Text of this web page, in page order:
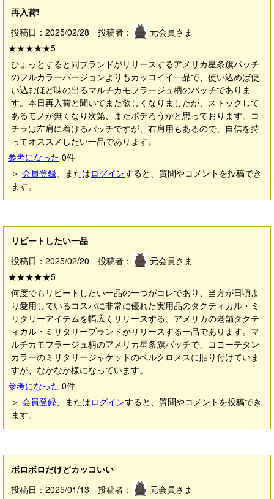
再入荷!
投稿日：2025/02/28 投稿者：
元会員さま
★★★★★5
ひょっとすると同ブランドがリリースするアメリカ星条旗パッチ
のフルカラーバージョンよりもカッコイイ一品で、使い込めば使
い込むほど味の出るマルチカモフラージュ柄のパッチでありま
す。本日再入荷と聞いてまた欲しくなりましたが、ストックして
あるモノが無くなり次第、またポチろうかと思っております。コ
チラは左肩に着けるパッチですが、右肩用もあるので、自信を持
ってオススメしたい一品であります。
参考になった 0件
＞ 会員登録、またはログインすると、質問やコメントを投稿でき
ます。
リピートしたい一品
投稿日：2025/02/20 投稿者：
元会員さま
★★★★★5
何度でもリピートしたい一品の一つがコレであり、当方が日頃よ
り愛用しているコスパに非常に優れた実用品のタクティカル・ミ
リタリーアイテムを幅広くリリースする、アメリカの老舗タクテ
ィカル・ミリタリーブランドがリリースする一品であります。マ
ルチカモフラージュ柄のアメリカ星条旗パッチで、コヨーテタン
カラーのミリタリージャケットのベルクロメスに貼り付けていま
すが、なかなか様になっています。
参考になった 0件
＞ 会員登録、またはログインすると、質問やコメントを投稿でき
ます。
ボロボロだけどカッコいい
投稿日：2025/01/13 投稿者：
元会員さま